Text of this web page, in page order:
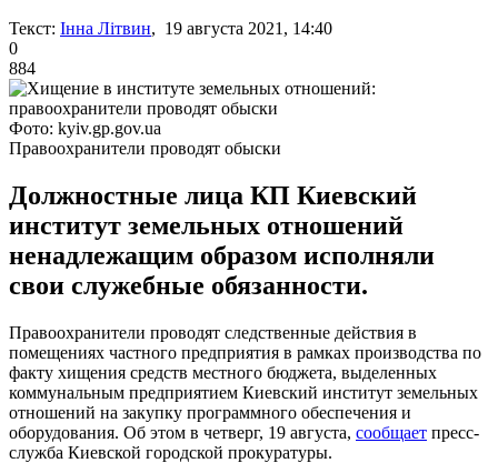
Текст: Інна Літвин, 19 августа 2021, 14:40
0
884
Фото: kyiv.gp.gov.ua
Правоохранители проводят обыски
Должностные лица КП Киевский
институт земельных отношений
ненадлежащим образом исполняли
свои служебные обязанности.
Правоохранители проводят следственные действия в
помещениях частного предприятия в рамках производства по
факту хищения средств местного бюджета, выделенных
коммунальным предприятием Киевский институт земельных
отношений на закупку программного обеспечения и
оборудования. Об этом в четверг, 19 августа, сообщает пресс-
служба Киевской городской прокуратуры.